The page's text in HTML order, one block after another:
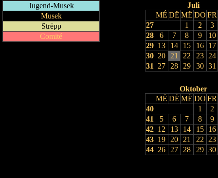
Jugend-Musek
Musek
Strëpp
Comité
Juli
MÉ DË MË DO FR
27
1 2
3
28
6 7 8 9
10
29 13 14 15 16
17
30 20 21 22 23
24
31
27 28 29 30 31
Oktober
MÉ DË MË DO FR
40
1
2
41
5 6 7 8
9
42 12 13 14 15
16
43 19 20 21 22
23
44 26 27 28 29 30